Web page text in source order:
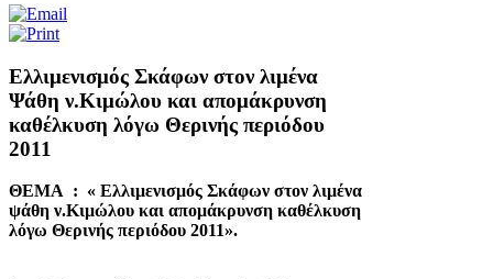
Ελλιμενισμός Σκάφων στον λιμένα
Ψάθη ν.Κιμώλου και απομάκρυνση
καθέλκυση λόγω Θερινής περιόδου
2011
ΘΕΜΑ : « Ελλιμενισμός Σκάφων στον λιμένα
ψάθη ν.Κιμώλου και απομάκρυνση καθέλκυση
λόγω Θερινής περιόδου 2011».